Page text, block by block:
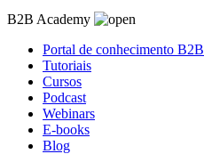
B2B Academy
Portal de conhecimento B2B
Tutoriais
Cursos
Podcast
Webinars
E-books
Blog